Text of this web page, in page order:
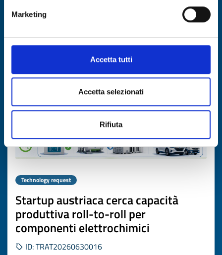
Marketing
Accetta tutti
Accetta selezionati
Rifiuta
DISCOVER MORE →
Technology request
Startup austriaca cerca capacità
produttiva roll-to-roll per
componenti elettrochimici
ID: TRAT20260630016